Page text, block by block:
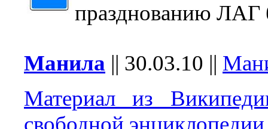
празднованию ЛАГ
Манила || 30.03.10 ||
Материал из
свободной энциклопедии